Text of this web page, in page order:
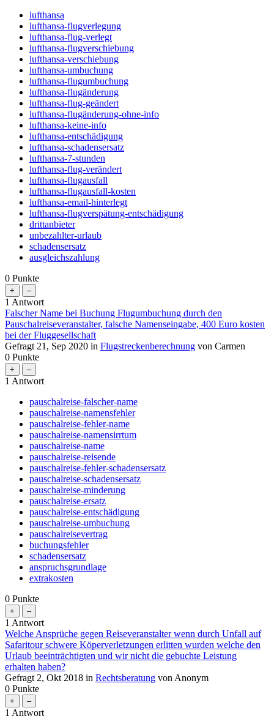
lufthansa
lufthansa-flugverlegung
lufthansa-flug-verlegt
lufthansa-flugverschiebung
lufthansa-verschiebung
lufthansa-umbuchung
lufthansa-flugumbuchung
lufthansa-flugänderung
lufthansa-flug-geändert
lufthansa-flugänderung-ohne-info
lufthansa-keine-info
lufthansa-entschädigung
lufthansa-schadensersatz
lufthansa-7-stunden
lufthansa-flug-verändert
lufthansa-flugausfall
lufthansa-flugausfall-kosten
lufthansa-email-hinterlegt
lufthansa-flugverspätung-entschädigung
drittanbieter
unbezahlter-urlaub
schadensersatz
ausgleichszahlung
0 Punkte
1 Antwort
Falscher Name bei Buchung Flugumbuchung durch den
Pauschalreiseveranstalter, falsche Namenseingabe, 400 Euro kosten
bei der Fluggesellschaft
Gefragt 21, Sep 2020 in Flugstreckenberechnung von Carmen
0 Punkte
1 Antwort
pauschalreise-falscher-name
pauschalreise-namensfehler
pauschalreise-fehler-name
pauschalreise-namensirrtum
pauschalreise-name
pauschalreise-reisende
pauschalreise-fehler-schadensersatz
pauschalreise-schadensersatz
pauschalreise-minderung
pauschalreise-ersatz
pauschalreise-entschädigung
pauschalreise-umbuchung
pauschalreisevertrag
buchungsfehler
schadensersatz
anspruchsgrundlage
extrakosten
0 Punkte
1 Antwort
Welche Ansprüche gegen Reiseveranstalter wenn durch Unfall auf
Safaritour schwere Köperverletzungen erlitten wurden welche den
Urlaub beeinträchtigten und wir nicht die gebuchte Leistung
erhalten haben?
Gefragt 2, Okt 2018 in Rechtsberatung von Anonym
0 Punkte
1 Antwort